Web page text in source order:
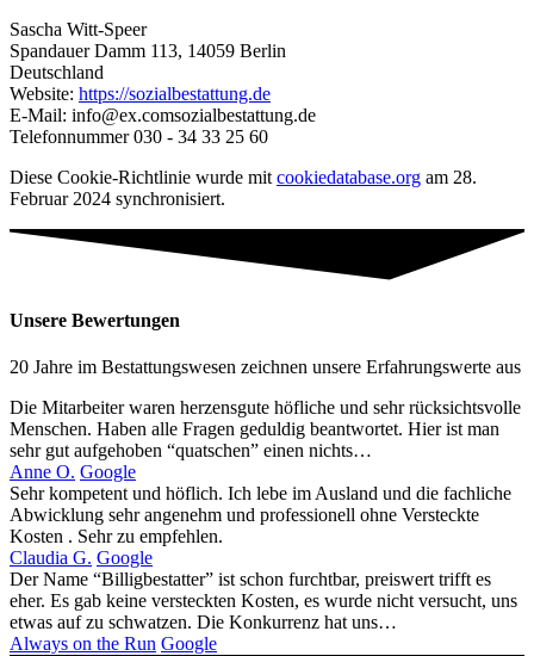
Sascha Witt-Speer
Spandauer Damm 113, 14059 Berlin
Deutschland
Website: https://sozialbestattung.de
E-Mail: info@ex.comsozialbestattung.de
Telefonnummer 030 - 34 33 25 60
Diese Cookie-Richtlinie wurde mit cookiedatabase.org am 28.
Februar 2024 synchronisiert.
Unsere Bewertungen
20 Jahre im Bestattungswesen zeichnen unsere Erfahrungswerte aus
Die Mitarbeiter waren herzensgute höfliche und sehr rücksichtsvolle
Menschen. Haben alle Fragen geduldig beantwortet. Hier ist man
sehr gut aufgehoben “quatschen” einen nichts…
Anne O. Google
Sehr kompetent und höflich. Ich lebe im Ausland und die fachliche
Abwicklung sehr angenehm und professionell ohne Versteckte
Kosten . Sehr zu empfehlen.
Claudia G. Google
Der Name “Billigbestatter” ist schon furchtbar, preiswert trifft es
eher. Es gab keine versteckten Kosten, es wurde nicht versucht, uns
etwas auf zu schwatzen. Die Konkurrenz hat uns…
Always on the Run Google